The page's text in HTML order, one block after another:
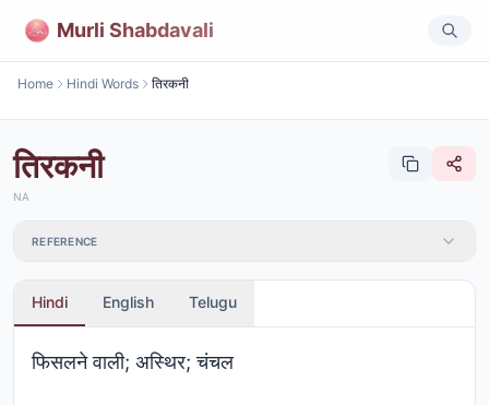
Murli Shabdavali
Home Hindi Words तिरकनी
तिरकनी
NA
REFERENCE
Hindi English Telugu
फिसलने वाली; अस्थिर; चंचल